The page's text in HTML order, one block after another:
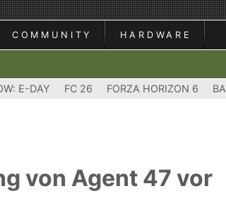
COMMUNITY HARDWARE
E-DAY FC 26 FORZA HORIZON 6
von Agent 47 vor